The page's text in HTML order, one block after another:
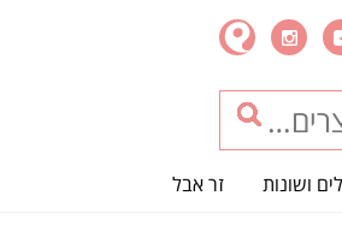
ושונות זר אבל